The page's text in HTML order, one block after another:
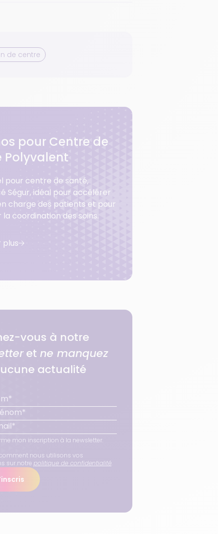
de centre
pour Centre de
Polyvalent
pour centre de santé,
Ségur, idéal pour accélérer
charge des patients et pour
la coordination des soins.
plus
vous à notre
et ne manquez
actualité
mon inscription à la newsletter.
nous utilisons vos
sur notre politique de confidentialité